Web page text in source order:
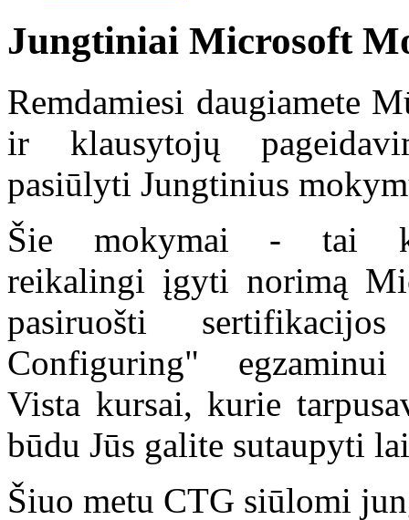
Jungtiniai Microsoft
Remdamiesi daugiamete
ir klausytojų
pasiūlyti Jungtinius
Šie mokymai - tai
reikalingi įgyti norimą
pasiruošti
Configuring"
Vista kursai, kurie
būdu Jūs galite sutaupyti
Šiuo metu CTG siūlomi